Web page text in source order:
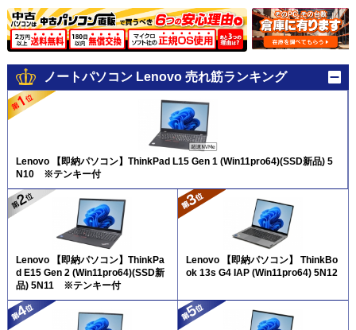
ノートパソコン Lenovo 売れ筋ランキング
Lenovo 【即納パソコン】ThinkPad L15 Gen 1 (Win11pro64)(SSD新品) 5
N10 ※テンキー付
Lenovo 【即納パソコン】ThinkPa
d E15 Gen 2 (Win11pro64)(SSD新
品) 5N11 ※テンキー付
Lenovo 【即納パソコン】 ThinkBo
ok 13s G4 IAP (Win11pro64) 5N12